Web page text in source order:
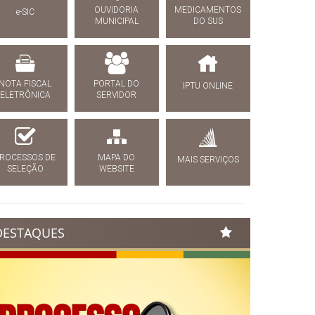
e-SIC
OUVIDORIA
MUNICIPAL
MEDICAMENTOS
DO SUS
FISCAL
ELETRÔNICA
PORTAL DO
SERVIDOR
IPTU ONLINE
DE
SELEÇÃO
MAPA DO
WEBSITE
MAIS SERVIÇOS